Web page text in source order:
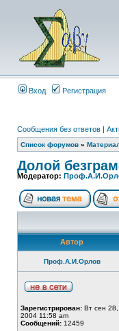
Вход Регистрация
Сообщения без ответов |
Список форумов »
Долой
Модератор:
Автор
Проф.А.И.Орлов
Зарегистрирован: Вт сен 28,
2004 11:58 am
Сообщений: 12459